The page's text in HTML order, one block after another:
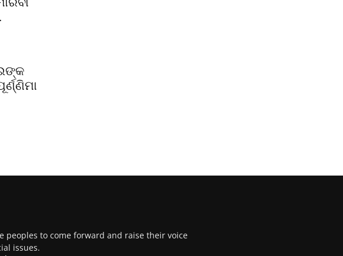
peoples to come forward and raise their voice
issues.